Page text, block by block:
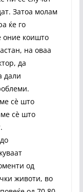
Затоа молам
ќе го
оние коишто
на оваа
да
дали
сѐ што
сѐ што
од
животи, во